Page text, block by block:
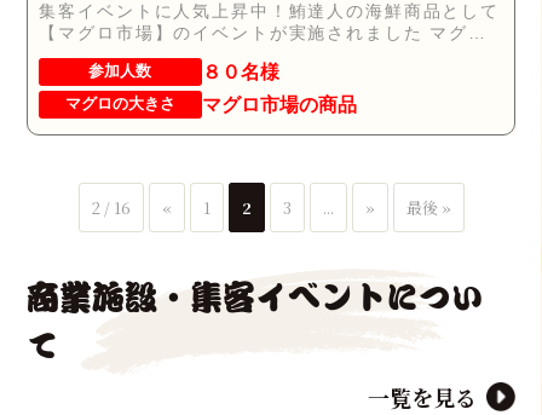
集客イベントに人気上昇中！鮪達人の海鮮商品として
【マグロ市場】のイベントが実施されました マグロ
解...
参加人数 ８０名様
マグロの大きさ マグロ市場の商品
2 / 16 « 1 2 3 ... » 最後 »
商業施設・集客イベントについ
て
一覧を見る